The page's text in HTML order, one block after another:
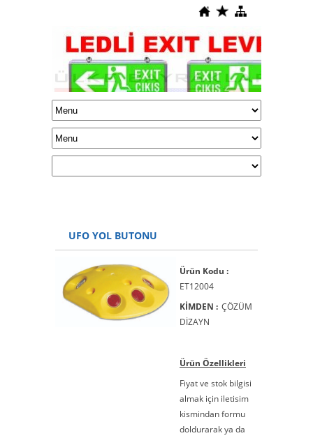
UFO YOL BUTONU
Ürün Kodu :
ET12004
KİMDEN : ÇÖZÜM
DİZAYN
Ürün Özellikleri
Fiyat ve stok bilgisi
almak için iletisim
kismindan formu
doldurarak ya da